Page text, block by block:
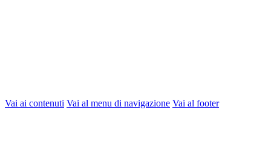
Vai ai contenuti Vai al menu di navigazione Vai al footer